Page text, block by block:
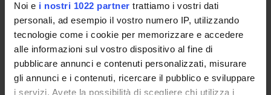
Noi e i nostri 1022 partner trattiamo i vostri dati
personali, ad esempio il vostro numero IP, utilizzando
tecnologie come i cookie per memorizzare e accedere
alle informazioni sul vostro dispositivo al fine di
pubblicare annunci e contenuti personalizzati, misurare
gli annunci e i contenuti, ricercare il pubblico e sviluppare
i servizi. Avete la possibilità di scegliere chi utilizza i
DEPARTMENT ADMINISTRATION OFFICES
STUDENT ADMINISTRATION OFFICES
DEPARTMENT FACILITIES
RESEARCH LABORATORIES